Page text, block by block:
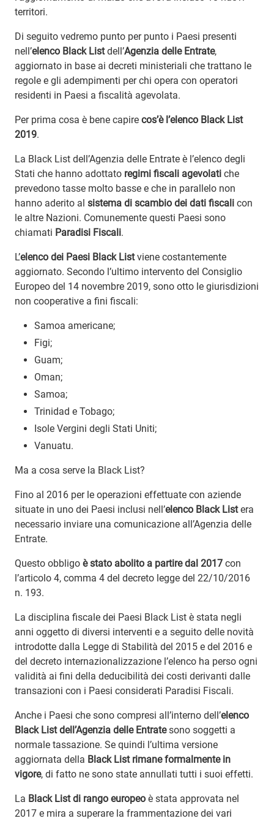
territori.
Di seguito vedremo punto per punto i Paesi presenti
nell’elenco Black Listdell’Agenzia delle Entrate,
aggiornato in base ai decreti ministeriali che trattano le
regole e gli adempimenti per chi opera con operatori
residenti in Paesi a fiscalità agevolata.
Per prima cosa è bene capire cos’è l’elenco Black List
2019.
La Black List dell’Agenzia delle Entrate è l’elenco degli
Stati che hanno adottato regimi fiscali agevolati che
prevedono tasse molto basse e che in parallelo non
hanno aderito al sistema di scambio dei dati fiscali con
le altre Nazioni. Comunemente questi Paesi sono
chiamati Paradisi Fiscali.
L’elenco dei Paesi Black Listviene costantemente
aggiornato. Secondo l’ultimo intervento del Consiglio
Europeo del 14 novembre 2019, sono otto le giurisdizioni
non cooperative a fini fiscali:
Samoa americane;
Figi;
Guam;
Oman;
Samoa;
Trinidad e Tobago;
Isole Vergini degli Stati Uniti;
Vanuatu.
Ma a cosa serve la Black List?
Fino al 2016 per le operazioni effettuate con aziende
situate in uno dei Paesi inclusi nell’elenco Black Listera
necessario inviare una comunicazione all’Agenzia delle
Entrate.
Questo obbligo è stato abolito a partire dal 2017 con
l’articolo 4, comma 4 del decreto legge del 22/10/2016
n. 193.
La disciplina fiscale dei Paesi Black List è stata negli
anni oggetto di diversi interventi e a seguito delle novità
introdotte dalla Legge di Stabilità del 2015 e del 2016 e
del decreto internazionalizzazione l’elenco ha perso ogni
validità ai fini della deducibilità dei costi derivanti dalle
transazioni con i Paesi considerati Paradisi Fiscali.
Anche i Paesi che sono compresi all’interno dell’elenco
Black List dell’Agenzia delle Entratesono soggetti a
normale tassazione. Se quindi l’ultima versione
aggiornata della Black List rimane formalmente in
vigore, di fatto ne sono state annullati tutti i suoi effetti.
La Black List di rango europeo è stata approvata nel
2017 e mira a superare la frammentazione dei vari